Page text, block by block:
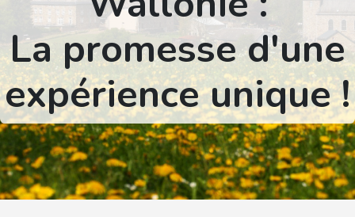
La promesse d'une
expérience unique !